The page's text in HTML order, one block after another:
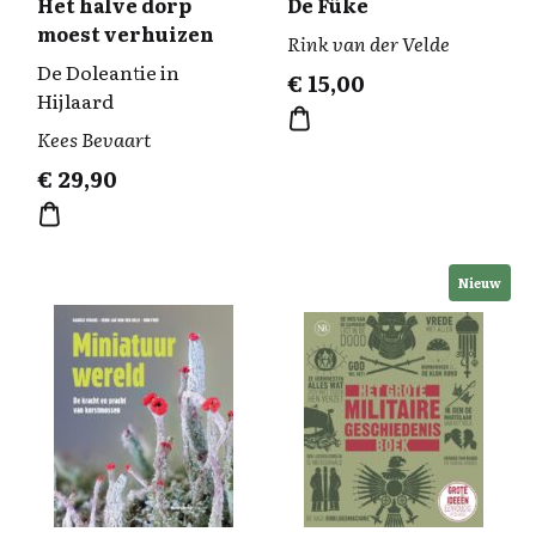
moest verhuizen
De Doleantie in
Hijlaard
Kees Bevaart
€ 29,90
Rink van der Velde
€ 15,00
Nieuw